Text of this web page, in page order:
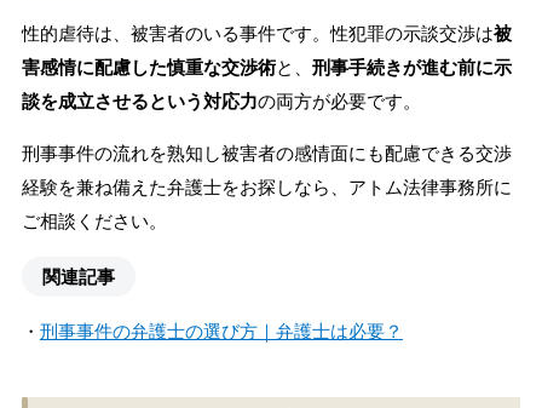
性的虐待は、被害者のいる事件です。性犯罪の示談交渉は被
害感情に配慮した慎重な交渉術と、 刑事手続きが進む前に示
談を成立させるという対応力の両方が必要です。
刑事事件の流れを熟知し被害者の感情面にも配慮できる交渉
経験を兼ね備えた弁護士をお探しなら、アトム法律事務所に
ご相談ください。
関連記事
・ 刑事事件の弁護士の選び方｜弁護士は必要？